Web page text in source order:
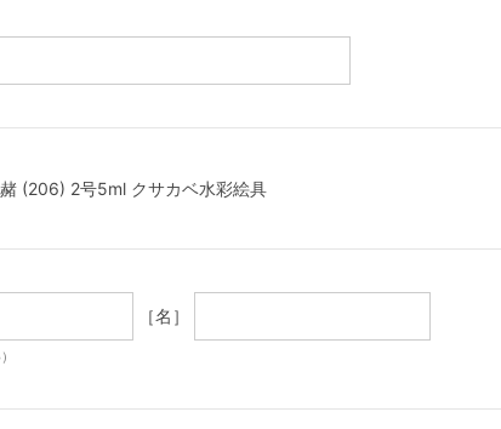
(206) 2号5ml クサカベ水彩絵具
［名］